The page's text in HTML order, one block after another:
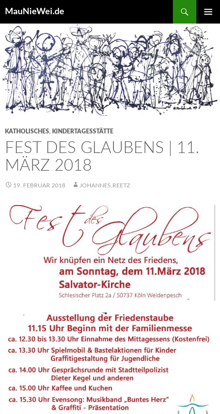
MauNieWei.de
MENU
TO
CONTENT
KATHOLISCHES, KINDERTAGESSTÄTTE
FEST DES GLAUBENS | 11.
MÄRZ 2018
19. FEBRUAR 2018 JOHANNES.REETZ